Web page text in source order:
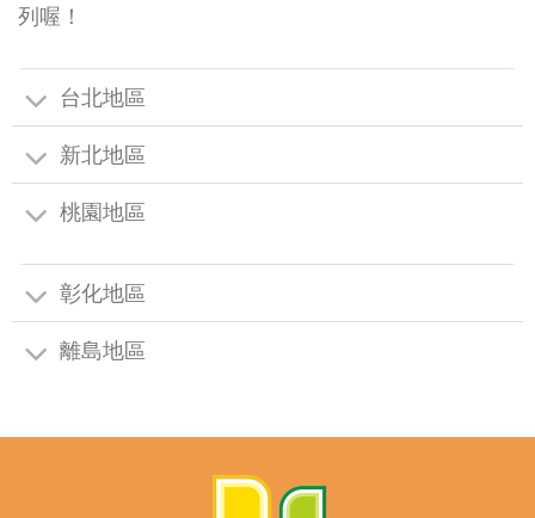
列喔！
台北地區
新北地區
桃園地區
彰化地區
離島地區